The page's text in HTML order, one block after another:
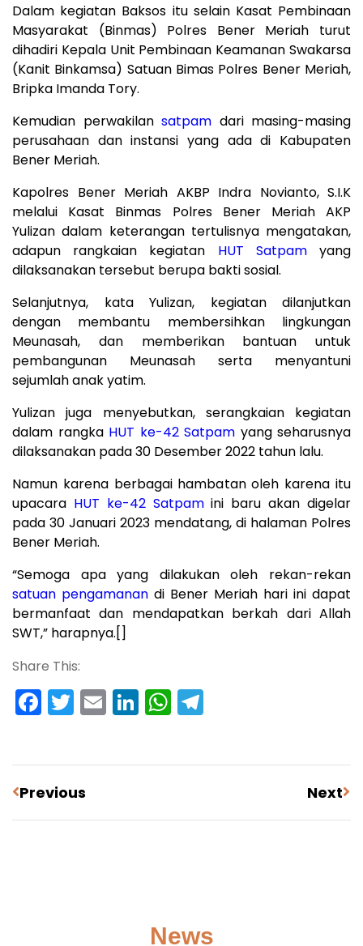
Dalam kegiatan Baksos itu selain Kasat Pembinaan
Masyarakat (Binmas) Polres Bener Meriah turut
dihadiri Kepala Unit Pembinaan Keamanan Swakarsa
(Kanit Binkamsa) Satuan Bimas Polres Bener Meriah,
Bripka Imanda Tory.
Kemudian perwakilan satpam dari masing-masing
perusahaan dan instansi yang ada di Kabupaten
Bener Meriah.
Kapolres Bener Meriah AKBP Indra Novianto, S.I.K
melalui Kasat Binmas Polres Bener Meriah AKP
Yulizan dalam keterangan tertulisnya mengatakan,
adapun rangkaian kegiatan HUT Satpamyang
dilaksanakan tersebut berupa bakti sosial.
Selanjutnya, kata Yulizan, kegiatan dilanjutkan
dengan membantu membersihkan lingkungan
Meunasah, dan memberikan bantuan untuk
pembangunan Meunasah serta menyantuni
sejumlah anak yatim.
Yulizan juga menyebutkan, serangkaian kegiatan
dalam rangka HUT ke-42 Satpam yang seharusnya
dilaksanakan pada 30 Desember 2022 tahun lalu.
Namun karena berbagai hambatan oleh karena itu
upacara HUT ke-42 Satpamini baru akan digelar
pada 30 Januari 2023 mendatang, di halaman Polres
Bener Meriah.
“Semoga apa yang dilakukan oleh rekan-rekan
satuan pengamanan di Bener Meriah hari ini dapat
bermanfaat dan mendapatkan berkah dari Allah
SWT,” harapnya.[]
Share This:
Facebook
Twitter
EmailLinkedIn
WhatsApp
Previous Next
News